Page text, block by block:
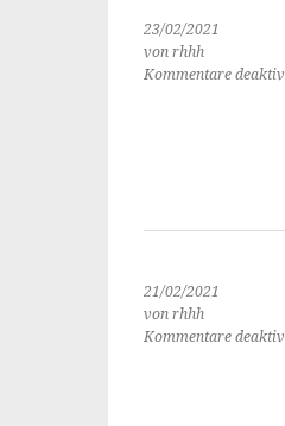
23/02/2021
von rhhh
Kommentare
21/02/2021
von rhhh
Kommentare